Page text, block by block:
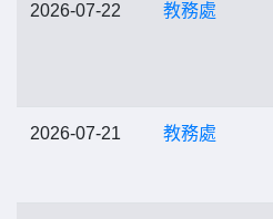
2026-07-22 教務處
2026-07-21 教務處